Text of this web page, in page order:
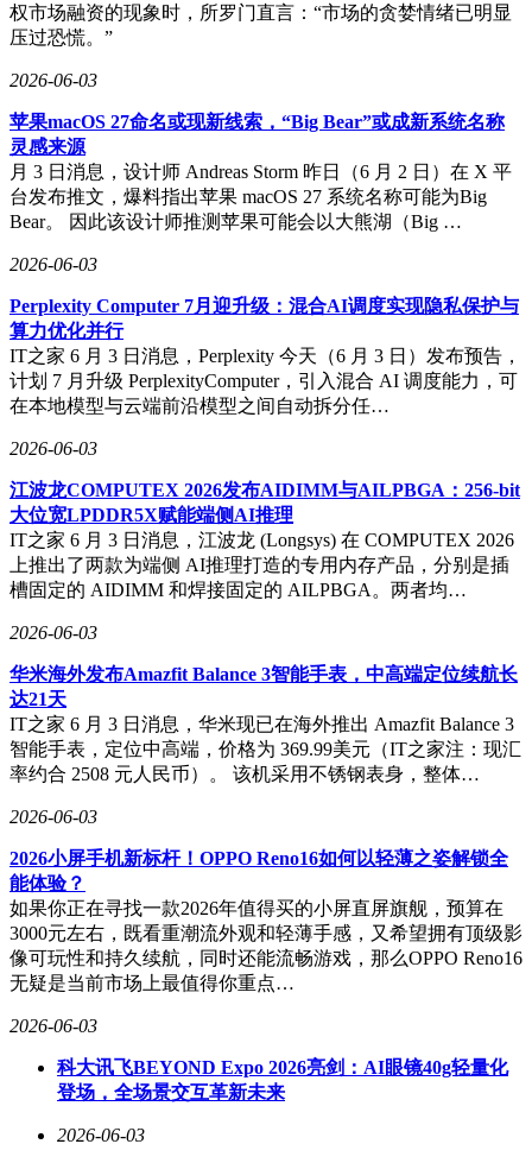
权市场融资的现象时，所罗门直言：“市场的贪婪情绪已明显
压过恐慌。”
2026-06-03
苹果macOS 27命名或现新线索，“Big Bear”或成新系统名称
灵感来源
月 3 日消息，设计师 Andreas Storm 昨日（6 月 2 日）在 X 平
台发布推文，爆料指出苹果 macOS 27 系统名称可能为Big
Bear。 因此该设计师推测苹果可能会以大熊湖（Big …
2026-06-03
Perplexity Computer 7月迎升级：混合AI调度实现隐私保护与
算力优化并行
IT之家 6 月 3 日消息，Perplexity 今天（6 月 3 日）发布预告，
计划 7 月升级 PerplexityComputer，引入混合 AI 调度能力，可
在本地模型与云端前沿模型之间自动拆分任…
2026-06-03
江波龙COMPUTEX 2026发布AIDIMM与AILPBGA：256-bit
大位宽LPDDR5X赋能端侧AI推理
IT之家 6 月 3 日消息，江波龙 (Longsys) 在 COMPUTEX 2026
上推出了两款为端侧 AI推理打造的专用内存产品，分别是插
槽固定的 AIDIMM 和焊接固定的 AILPBGA。两者均…
2026-06-03
华米海外发布Amazfit Balance 3智能手表，中高端定位续航长
达21天
IT之家 6 月 3 日消息，华米现已在海外推出 Amazfit Balance 3
智能手表，定位中高端，价格为 369.99美元（IT之家注：现汇
率约合 2508 元人民币）。 该机采用不锈钢表身，整体…
2026-06-03
2026小屏手机新标杆！OPPO Reno16如何以轻薄之姿解锁全
能体验？
如果你正在寻找一款2026年值得买的小屏直屏旗舰，预算在
3000元左右，既看重潮流外观和轻薄手感，又希望拥有顶级影
像可玩性和持久续航，同时还能流畅游戏，那么OPPO Reno16
无疑是当前市场上最值得你重点…
2026-06-03
科大讯飞BEYOND Expo 2026亮剑：AI眼镜40g轻量化
登场，全场景交互革新未来
2026-06-03